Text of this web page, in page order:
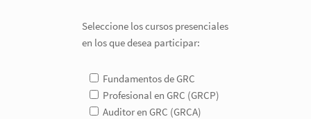
Seleccione los cursos presenciales
en los que desea participar:
Fundamentos de GRC
Profesional en GRC (GRCP)
Auditor en GRC (GRCA)